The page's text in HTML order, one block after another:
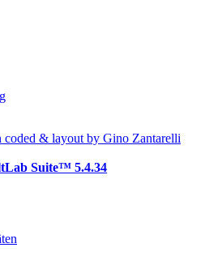
& layout by Gino Zantarelli
Suite™ 5.4.34